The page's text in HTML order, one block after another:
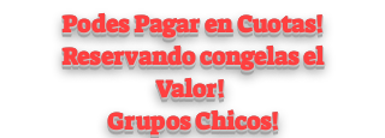
Podes Pagar en Cuotas!
Reservando congelas el
Valor!
Grupos Chicos!